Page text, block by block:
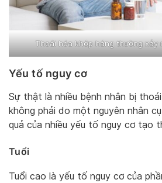
Thoái hóa khớp háng thường xảy
Yếu tố nguy cơ
Sự thật là nhiều bệnh nhân bị
không phải do một nguyên nhân
quả của nhiều yếu tố nguy cơ tạo
Tuổi
Tuổi cao là yếu tố nguy cơ của